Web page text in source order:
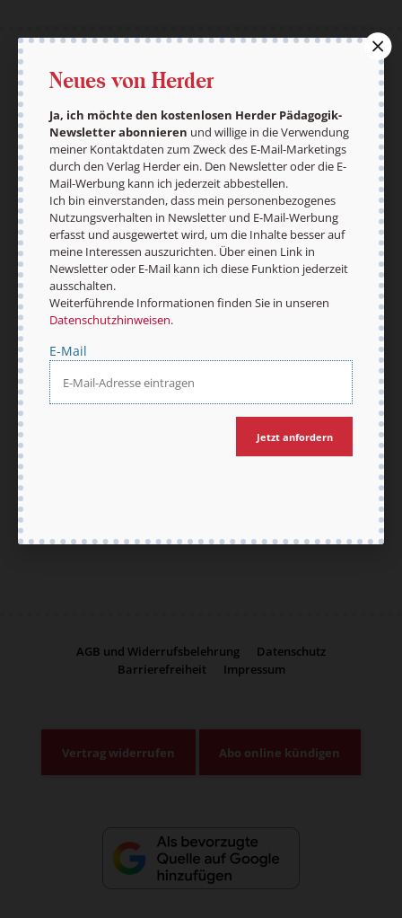
Der pädagogische Ratgeber
Ja, ich möchte den kostenlosen HERDER-
Pädagogik-Newsletter abonnierenund willige in
die Verwendung meiner Kontaktdaten zum Zweck
des E-Mail-Marketings durch den Verlag Herder
ein. Den Newsletter oder die E-Mail-Werbung kann
ich jederzeit abbestellen.
Ich bin einverstanden, dass mein
personenbezogenes Nutzungsverhalten in
Newsletter und E-Mail-Werbung erfasst und
ausgewertet wird, um die Inhalte besser auf
meine Interessen auszurichten. Über einen Link in
Newsletter oder E-Mail kann ich diese Funktion
jederzeit ausschalten.
Weiterführende Informationen finden Sie in
unserenDatenschutzhinweisen
AGB und Widerrufsbelehrung
Datenschutz
Barrierefreiheit
Impressum
Vertrag widerrufen Abo online kündigen
Neues von Herder
Ja, ich möchte den kostenlosen Herder Pädagogik-
Newsletter abonnieren und willige in die Verwendung
meiner Kontaktdaten zum Zweck des E-Mail-Marketings
durch den Verlag Herder ein. Den Newsletter oder die E-
Mail-Werbung kann ich jederzeit abbestellen.
Ich bin einverstanden, dass mein personenbezogenes
Nutzungsverhalten in Newsletter und E-Mail-Werbung
erfasst und ausgewertet wird, um die Inhalte besser auf
meine Interessen auszurichten. Über einen Link in
Newsletter oder E-Mail kann ich diese Funktion jederzeit
ausschalten.
Weiterführende Informationen finden Sie in unseren
Datenschutzhinweisen.
E-Mail
Jetzt anfordern